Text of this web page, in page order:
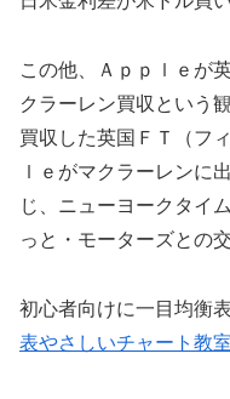
この他、Ａｐｐｌｅが
クラーレン買収という
買収した英国ＦＴ（フ
ｌｅがマクラーレンに
じ、ニューヨークタイ
っと・モーターズとの
初心者向けに一目均
表やさしいチャート教室